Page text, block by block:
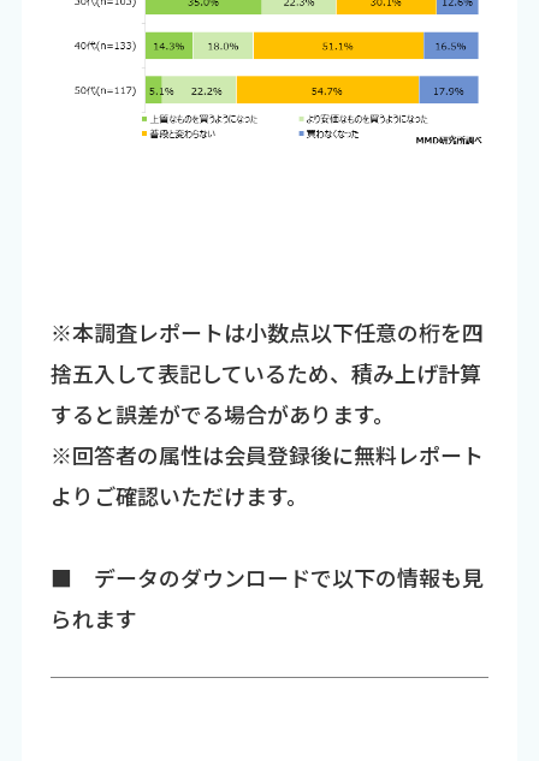
※本調査レポートは小数点以下任意の桁を四
捨五入して表記しているため、積み上げ計算
すると誤差がでる場合があります。
※回答者の属性は会員登録後に無料レポート
よりご確認いただけます。
■ データのダウンロードで以下の情報も見
られます